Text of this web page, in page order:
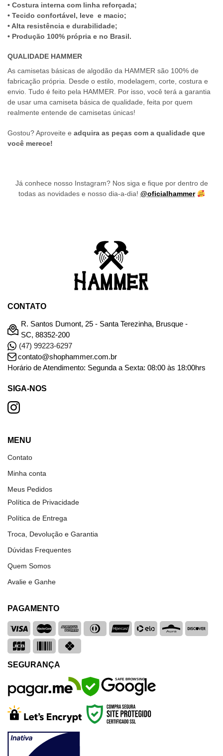
• Costura interna com linha reforçada;
• Tecido confortável, leve e macio;
• Alta resistência e durabilidade;
• Produção 100% própria e no Brasil.
QUALIDADE HAMMER
As camisetas básicas de algodão da HAMMER são 100% de
fabricação própria. Desde o estilo, modelagem, corte, costura e
envio. Tudo é feito pela HAMMER. Por isso, você terá a garantia
de usar uma camiseta básica de qualidade, feita por quem
realmente entende de camisetas únicas!
Gostou? Aproveite e adquira as peças com a qualidade que
você merece!
Já conhece nosso Instagram? Nos siga e fique por dentro de
todas as novidades e nosso dia-a-dia! @oficialhammer
CONTATO
R. Santos Dumont, 25 - Santa Terezinha, Brusque -
SC, 88352-200
(47) 99223-6297
contato@shophammer.com.br
Horário de Atendimento: Segunda a Sexta: 08:00 às 18:00hrs
SIGA-NOS
MENU
Contato
Minha conta
Meus Pedidos
Política de Privacidade
Política de Entrega
Troca, Devolução e Garantia
Dúvidas Frequentes
Quem Somos
Avalie e Ganhe
PAGAMENTO
SEGURANÇA
SAFE BROWSING